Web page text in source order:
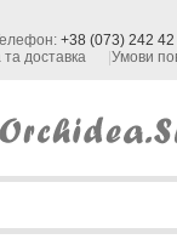
+38 (073) 242
доставка Умови